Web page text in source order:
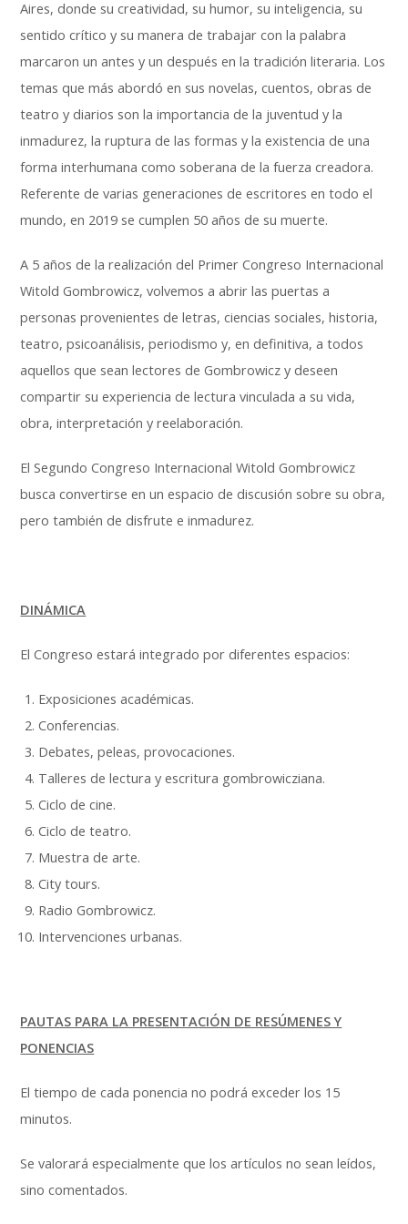
Aires, donde su creatividad, su humor, su inteligencia, su
sentido crítico y su manera de trabajar con la palabra
marcaron un antes y un después en la tradición literaria. Los
temas que más abordó en sus novelas, cuentos, obras de
teatro y diarios son la importancia de la juventud y la
inmadurez, la ruptura de las formas y la existencia de una
forma interhumana como soberana de la fuerza creadora.
Referente de varias generaciones de escritores en todo el
mundo, en 2019 se cumplen 50 años de su muerte.
A 5 años de la realización del Primer Congreso Internacional
Witold Gombrowicz, volvemos a abrir las puertas a
personas provenientes de letras, ciencias sociales, historia,
teatro, psicoanálisis, periodismo y, en definitiva, a todos
aquellos que sean lectores de Gombrowicz y deseen
compartir su experiencia de lectura vinculada a su vida,
obra, interpretación y reelaboración.
El Segundo Congreso Internacional Witold Gombrowicz
busca convertirse en un espacio de discusión sobre su obra,
pero también de disfrute e inmadurez.
DINÁMICA
El Congreso estará integrado por diferentes espacios:
Exposiciones académicas.
Conferencias.
Debates, peleas, provocaciones.
Talleres de lectura y escritura gombrowicziana.
Ciclo de cine.
Ciclo de teatro.
Muestra de arte.
City tours.
Radio Gombrowicz.
Intervenciones urbanas.
PAUTAS PARA LA PRESENTACIÓN DE RESÚMENES Y
PONENCIAS
El tiempo de cada ponencia no podrá exceder los 15
minutos.
Se valorará especialmente que los artículos no sean leídos,
sino comentados.